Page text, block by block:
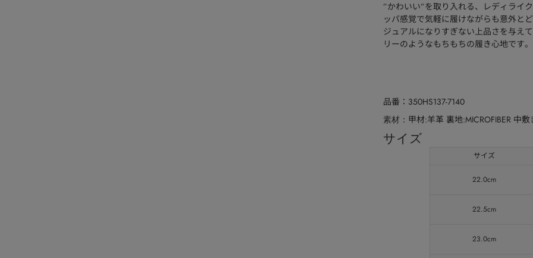
”かわいい”を取り入れる、レディライ
ッパ感覚で気軽に履けながらも意外と
ジュアルになりすぎない上品さを与え
リーのようなもちもちの履き心地です。
品番 350HS137-7140
素材 甲材:羊革 裏地:MICROFIBER 中敷
サイズ
サイズ
22.0cm
22.5cm
23.0cm